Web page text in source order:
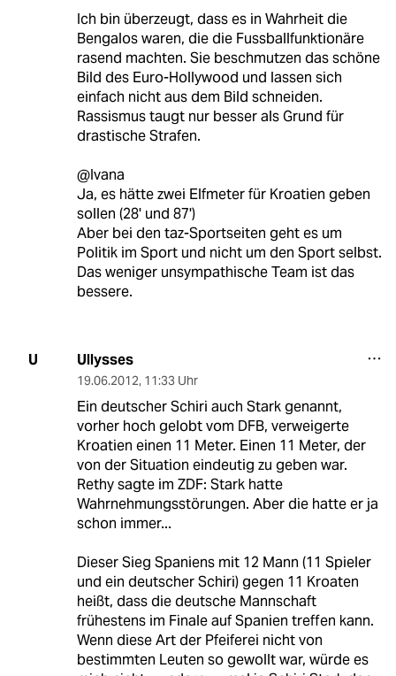
Ich bin überzeugt, dass es in Wahrheit die
Bengalos waren, die die Fussballfunktionäre
rasend machten. Sie beschmutzen das schöne
Bild des Euro-Hollywood und lassen sich
einfach nicht aus dem Bild schneiden.
Rassismus taugt nur besser als Grund für
drastische Strafen.
@Ivana
Ja, es hätte zwei Elfmeter für Kroatien geben
sollen (28' und 87')
Aber bei den taz-Sportseiten geht es um
Politik im Sport und nicht um den Sport selbst.
Das weniger unsympathische Team ist das
bessere.
U Ullysses
19.06.2012, 11:33 Uhr
Ein deutscher Schiri auch Stark genannt,
vorher hoch gelobt vom DFB, verweigerte
Kroatien einen 11 Meter. Einen 11 Meter, der
von der Situation eindeutig zu geben war.
Rethy sagte im ZDF: Stark hatte
Wahrnehmungsstörungen. Aber die hatte er ja
schon immer...
Dieser Sieg Spaniens mit 12 Mann (11 Spieler
und ein deutscher Schiri) gegen 11 Kroaten
heißt, dass die deutsche Mannschaft
frühestens im Finale auf Spanien treffen kann.
Wenn diese Art der Pfeiferei nicht von
bestimmten Leuten so gewollt war, würde es